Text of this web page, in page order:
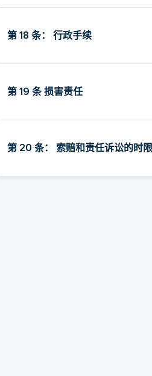
第 18 条： 行政手续
第 19 条 损害责任
第 20 条： 索赔和责任诉讼的时限